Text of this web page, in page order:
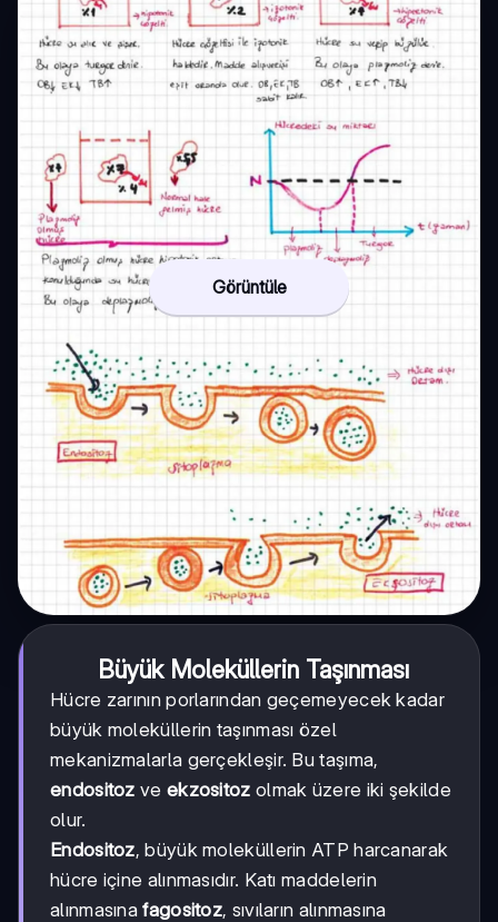
Görüntüle
Büyük Moleküllerin Taşınması
Hücre zarının porlarından geçemeyecek kadar
büyük moleküllerin taşınması özel
mekanizmalarla gerçekleşir. Bu taşıma,
endositoz ve ekzositoz olmak üzere iki şekilde
olur.
Endositoz, büyük moleküllerin ATP harcanarak
hücre içine alınmasıdır. Katı maddelerin
alınmasınafagositoz, sıvıların alınmasına